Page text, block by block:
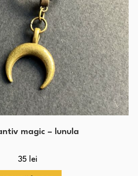
magic – lunula
35 lei